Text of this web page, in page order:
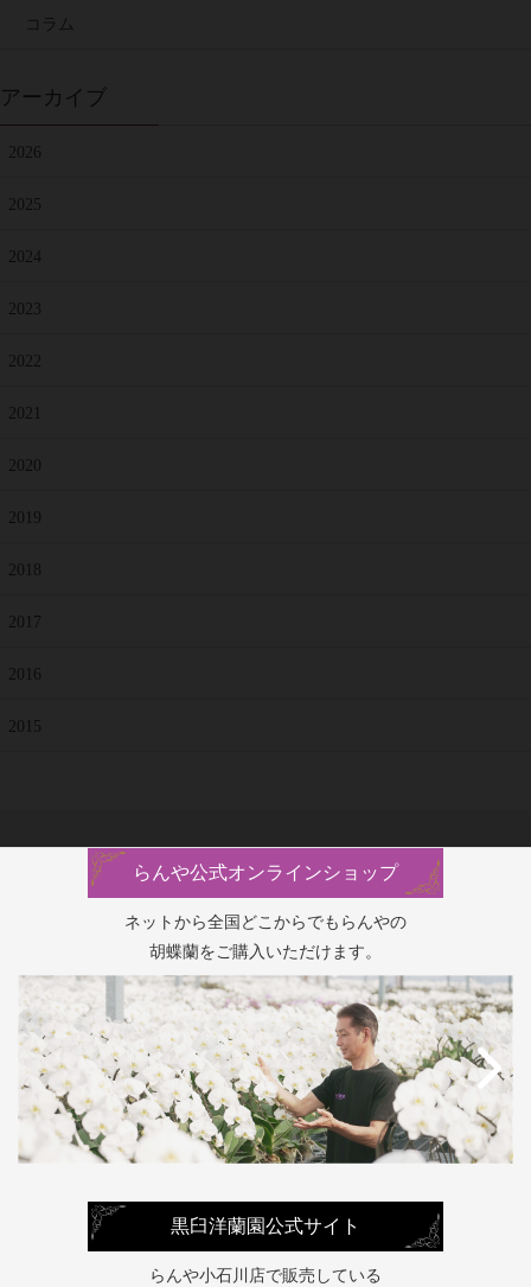
コラム
アーカイブ
2026
2025
2024
2023
2022
2021
2020
2019
2018
2017
2016
2015
らんや公式オンラインショップ
ネットから全国どこからでもらんやの
胡蝶蘭をご購入いただけます。
黒臼洋蘭園公式サイト
らんや小石川店で販売している